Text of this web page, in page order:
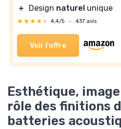
＋
Design naturel unique
★★★★★
★★★★★ 4,4/5 — 437 avis
Voir l'offre
Esthétique,
rôle des finitions
batteries